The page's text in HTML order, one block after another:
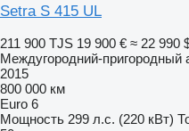
Setra S 415 UL
211 900 TJS 19 900 € ≈ 22 990
Междугородний-пригородный
2015
800 000 км
Euro 6
Мощность 299 л.с. (220 кВт)